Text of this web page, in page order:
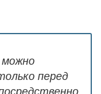
перед